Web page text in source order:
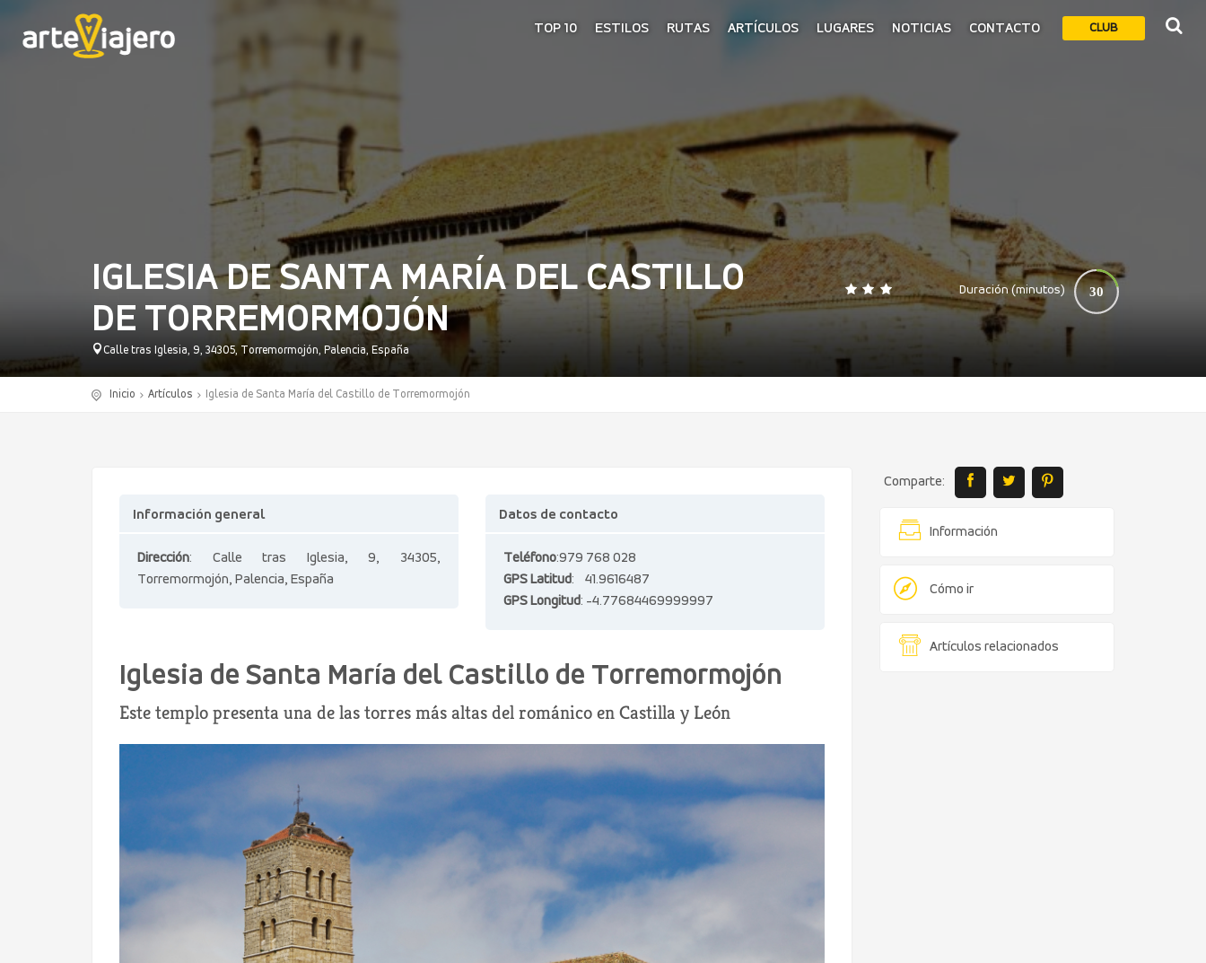
CLUB
TOP 10 ESTILOS RUTAS ARTÍCULOS LUGARES NOTICIAS CONTACTO
IGLESIA DE SANTA MARÍA DEL CASTILLO
DE TORREMORMOJÓN
Calle tras Iglesia, 9, 34305, Torremormojón, Palencia, España
Duración (minutos) 30
0 140
Inicio Artículos Iglesia de Santa María del Castillo de Torremormojón
Comparte:
Información
Cómo ir
Artículos relacionados
Información general
Dirección: Calle tras Iglesia, 9, 34305,
Torremormojón, Palencia, España
Datos de contacto
Teléfono:979 768 028
GPS Latitud: 41.9616487
GPS Longitud: -4.77684469999997
Iglesia de Santa María del Castillo de Torremormojón
Este templo presenta una de las torres más altas del románico en Castilla y León